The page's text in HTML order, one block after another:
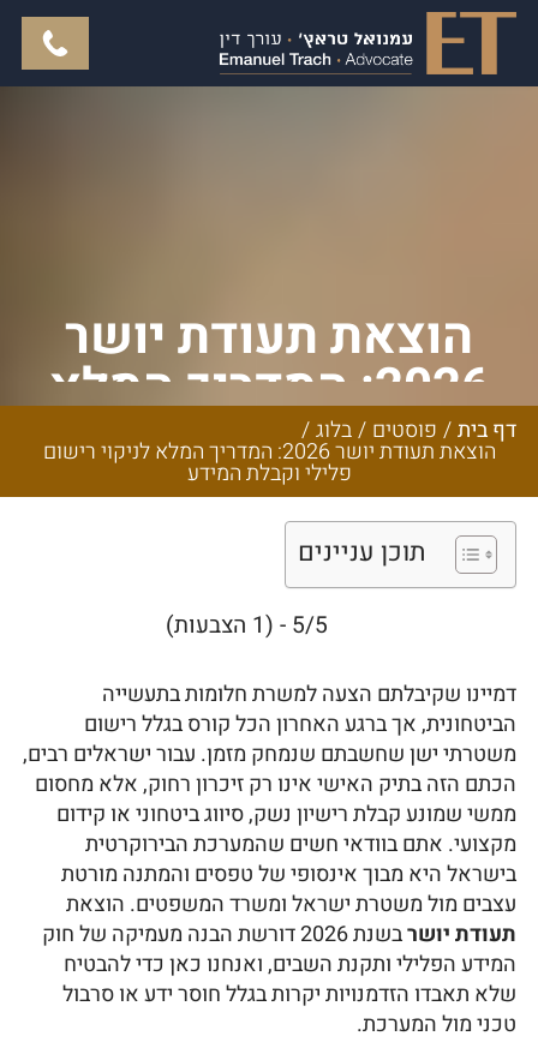
הוצאת תעודת יושר
2026: המדריך המלא
לניקוי רישום פלילי
וקבלת המידע
דף בית/ פוסטים /בלוג/
הוצאת תעודת יושר 2026: המדריך המלא לניקוי רישום
פלילי וקבלת המידע
תוכן עניינים
5/5 - (1 הצבעות)
דמיינו שקיבלתם הצעה למשרת חלומות בתעשייה
הביטחונית, אך ברגע האחרון הכל קורס בגלל רישום
משטרתי ישן שחשבתם שנמחק מזמן. עבור ישראלים רבים,
הכתם הזה בתיק האישי אינו רק זיכרון רחוק, אלא מחסום
ממשי שמונע קבלת רישיון נשק, סיווג ביטחוני או קידום
מקצועי. אתם בוודאי חשים שהמערכת הבירוקרטית
בישראל היא מבוך אינסופי של טפסים והמתנה מורטת
עצבים מול משטרת ישראל ומשרד המשפטים. הוצאת
תעודת יושר
בשנת 2026 דורשת הבנה מעמיקה של חוק
המידע הפלילי ותקנת השבים, ואנחנו כאן כדי להבטיח
שלא תאבדו הזדמנויות יקרות בגלל חוסר ידע או סרבול
טכני מול המערכת.